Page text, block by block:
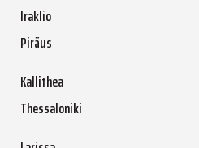
Iraklio
Piräus
Kallithea
Thessaloniki